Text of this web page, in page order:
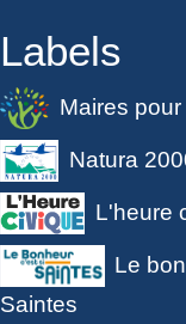
Labels
Maires
Natura
L'heure
Le
Saintes